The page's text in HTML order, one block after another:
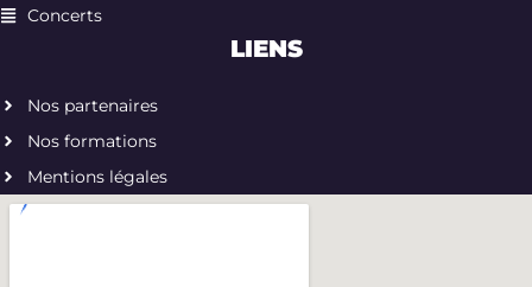
Concerts
LIENS
Nos partenaires
Nos formations
Mentions légales